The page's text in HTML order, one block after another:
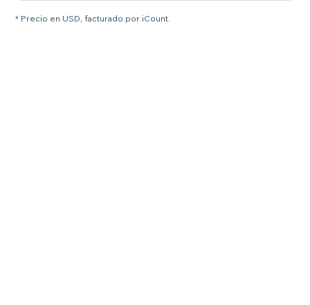
* Precio en USD, facturado por iCount.